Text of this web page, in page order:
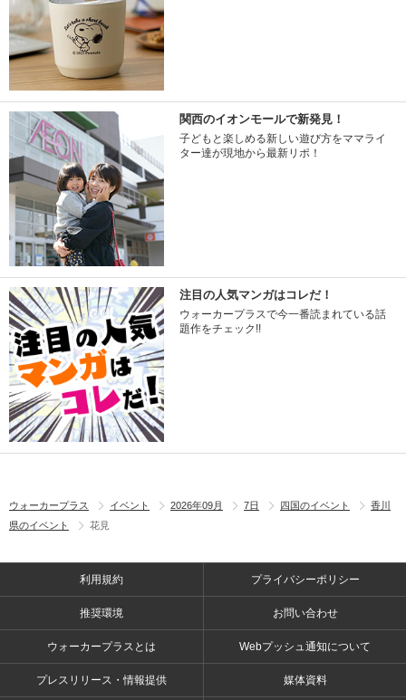
関西のイオンモールで新発見！
子どもと楽しめる新しい遊び方をママライ
ター達が現地から最新リポ！
注目の人気マンガはコレだ！
ウォーカープラスで今一番読まれている話
題作をチェック!!
ウォーカープラス イベント 2026年09月 7日 四国のイベント
香川
県のイベント
花見
利用規約 プライバシーポリシー
推奨環境 お問い合わせ
ウォーカープラスとは Webプッシュ通知について
プレスリリース・情報提供 媒体資料